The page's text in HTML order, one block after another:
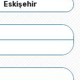
Eskişehir